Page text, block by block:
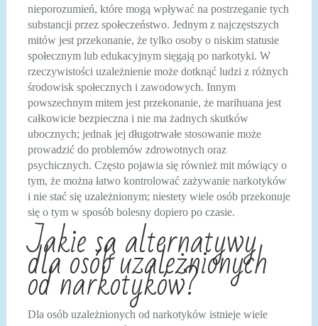
nieporozumień, które mogą wpływać na postrzeganie tych
substancji przez społeczeństwo. Jednym z najczęstszych
mitów jest przekonanie, że tylko osoby o niskim statusie
społecznym lub edukacyjnym sięgają po narkotyki. W
rzeczywistości uzależnienie może dotknąć ludzi z różnych
środowisk społecznych i zawodowych. Innym
powszechnym mitem jest przekonanie, że marihuana jest
całkowicie bezpieczna i nie ma żadnych skutków
ubocznych; jednak jej długotrwałe stosowanie może
prowadzić do problemów zdrowotnych oraz
psychicznych. Często pojawia się również mit mówiący o
tym, że można łatwo kontrolować zażywanie narkotyków
i nie stać się uzależnionym; niestety wiele osób przekonuje
się o tym w sposób bolesny dopiero po czasie.
Jakie są alternatywy
dla osób uzależnionych
od narkotyków?
Dla osób uzależnionych od narkotyków istnieje wiele